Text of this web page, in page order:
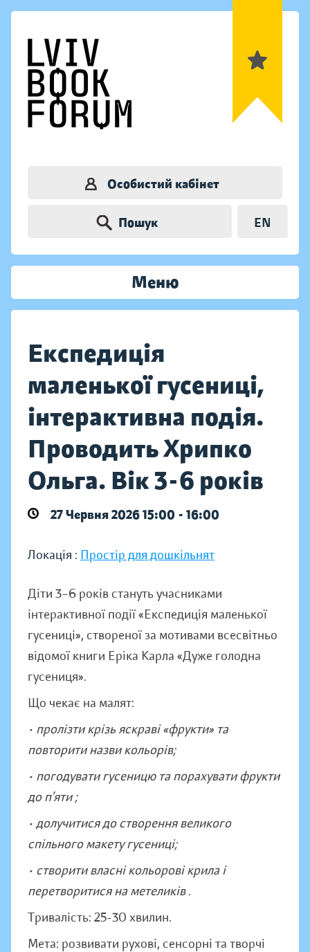
Особистий кабінет
Пошук EN
Меню
Експедиція
маленької гусениці,
інтерактивна подія.
Проводить Хрипко
Ольга. Вік 3-6 років
27 Червня 2026 15:00 - 16:00
Локація : Простір для дошкільнят
Діти 3–6 років стануть учасниками
інтерактивної події «Експедиція маленької
гусениці», створеної за мотивами всесвітньо
відомої книги Еріка Карла «Дуже голодна
гусениця».
Що чекає на малят:
• пролізти крізь яскраві «фрукти» та
повторити назви кольорів;
• погодувати гусеницю та порахувати фрукти
до п’яти ;
• долучитися до створення великого
спільного макету гусениці;
• створити власні кольорові крила і
перетворитися на метеликів .
Тривалість: 25-30 хвилин.
Мета: розвивати рухові, сенсорні та творчі